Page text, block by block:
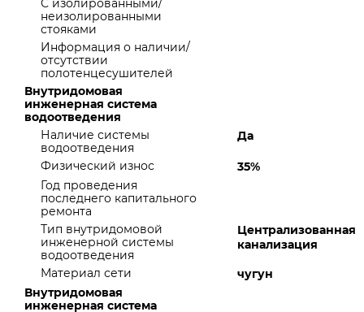
С изолированными/
неизолированными
стояками
Информация о наличии/
отсутствии
полотенцесушителей
Внутридомовая
инженерная система
водоотведения
Наличие системы
водоотведения
Да
Физический износ
35%
Год проведения
последнего капитального
ремонта
Тип внутридомовой
инженерной системы
водоотведения
Централизованная
канализация
Материал сети
чугун
Внутридомовая
инженерная система